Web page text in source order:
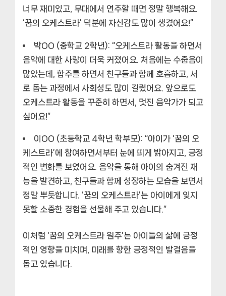
너무 재미있고, 무대에서 연주할 때면 정말 행복해요.
‘꿈의 오케스트라’ 덕분에 자신감도 많이 생겼어요!”
박OO (중학교 2학년): “오케스트라 활동을 하면서
음악에 대한 사랑이 더욱 커졌어요. 처음에는 수줍음이
많았는데, 합주를 하면서 친구들과 함께 호흡하고, 서
로 돕는 과정에서 사회성도 많이 길렀어요. 앞으로도
오케스트라 활동을 꾸준히 하면서, 멋진 음악가가 되고
싶어요!”
이OO (초등학교 4학년 학부모): “아이가 ‘꿈의 오
케스트라’에 참여하면서부터 눈에 띄게 밝아지고, 긍정
적인 변화를 보였어요. 음악을 통해 아이의 숨겨진 재
능을 발견하고, 친구들과 함께 성장하는 모습을 보면서
정말 뿌듯합니다. ‘꿈의 오케스트라’는 아이에게 잊지
못할 소중한 경험을 선물해 주고 있습니다.”
이처럼 ‘꿈의 오케스트라 원주’는 아이들의 삶에 긍정
적인 영향을 미치며, 미래를 향한 긍정적인 발걸음을
돕고 있습니다.